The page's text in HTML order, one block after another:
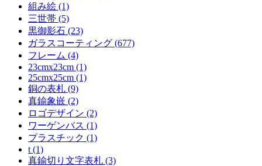
組み絵 (1)
三世帯 (5)
黒御影石 (23)
ガラスコーティング (677)
フレーム (4)
23cmx23cm (1)
25cmx25cm (1)
銅の表札 (9)
真鍮象嵌 (2)
ロゴデザイン (2)
ワーゲンバス (1)
プラスチック (1)
t (1)
真鍮切り文字表札 (3)